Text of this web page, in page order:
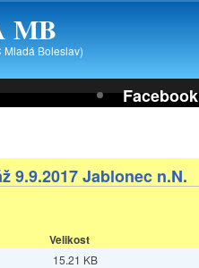
MB
Mladá Boleslav)
Facebook
9.9.2017 Jablonec n.N.
Velikost
15.21 KB